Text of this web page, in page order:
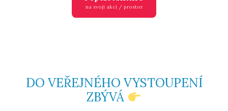
na svoji akci / prostor
DO VEŘEJNÉHO VYSTOUPENÍ
ZBÝVÁ